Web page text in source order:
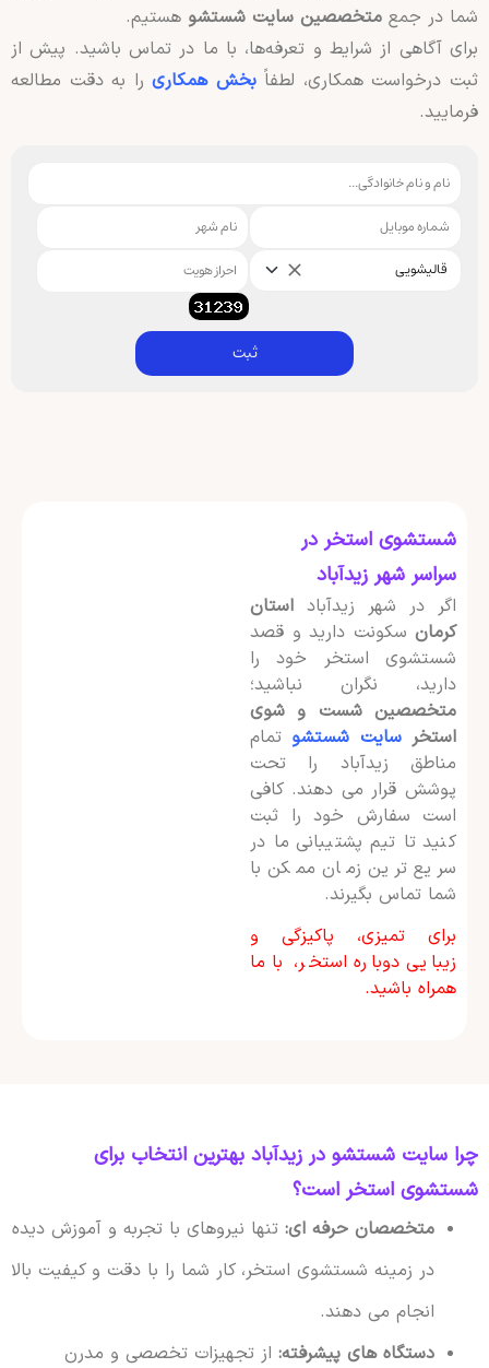
شما در جمع متخصصین سایت شستشوهستیم.
برای آگاهی از شرایط و تعرفه‌ها، با ما در تماس باشید. پیش از
ثبت درخواست همکاری، لطفاً بخش همکاریرا به دقت مطالعه
فرمایید.
قالیشویی
ثبت
شستشوی استخر در
سراسر شهر زیدآباد
اگر در شهر زیدآباد استان
کرمانسکونت دارید و قصد
شستشوی استخر خود را
دارید، نگران نباشید؛
متخصصین شست و شوی
استخر سایت شستشوتمام
مناطق زیدآباد را تحت
پوشش قرار می دهند. کافی
است سفارش خود را ثبت
کنید تا تیم پشتیبانی ما در
سریع ترین زمان ممکن با
شما تماس بگیرند.
برای تمیزی، پاکیزگی و
زیبایی دوباره استخر، با ما
همراه باشید.
چرا سایت شستشو در زیدآباد بهترین انتخاب برای
شستشوی استخر است؟
متخصصان حرفه ای:تنها نیروهای با تجربه و آموزش دیده
در زمینه شستشوی استخر، کار شما را با دقت و کیفیت بالا
انجام می دهند.
دستگاه های پیشرفته:از تجهیزات تخصصی و مدرن